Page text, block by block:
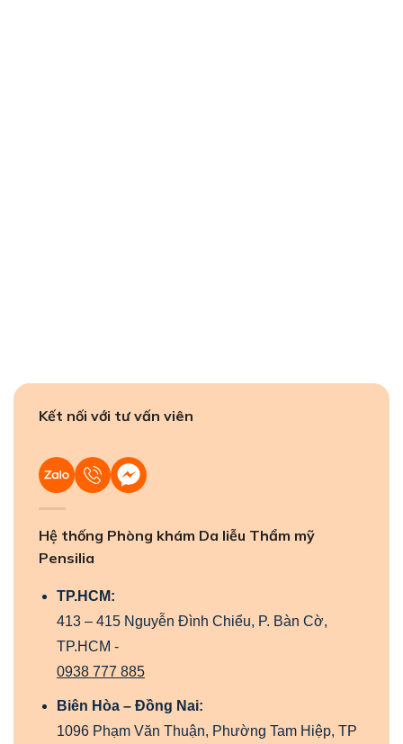
Kết nối với tư vấn viên
Hệ thống Phòng khám Da liễu Thẩm mỹ
Pensilia
TP.HCM:
413 – 415 Nguyễn Đình Chiểu, P. Bàn Cờ,
TP.HCM -
0938 777 885
Biên Hòa – Đồng Nai:
1096 Phạm Văn Thuận, Phường Tam Hiệp, TP